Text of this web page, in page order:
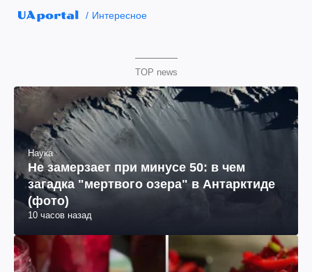
Интересное
TOP news
Наука
Не замерзает при минусе 50: в чем
загадка "мертвого озера" в Антарктиде
(фото)
10 часов назад